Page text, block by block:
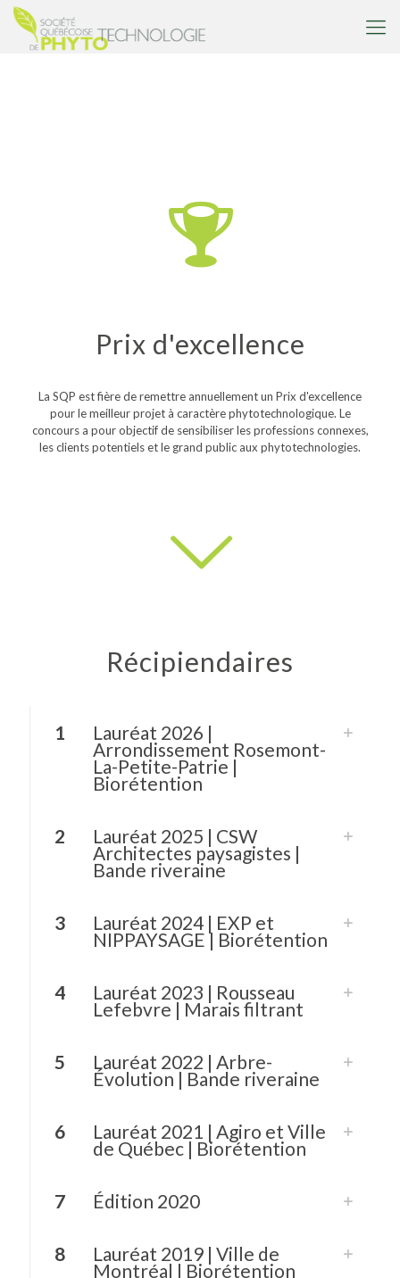
Prix d'excellence
La SQP est fière de remettre annuellement un Prix d'excellence
pour le meilleur projet à caractère phytotechnologique. Le
concours a pour objectif de sensibiliser les professions connexes,
les clients potentiels et le grand public aux phytotechnologies.
Récipiendaires
1 Lauréat 2026 |
Arrondissement Rosemont-
La-Petite-Patrie |
Biorétention
2 Lauréat 2025 | CSW
Architectes paysagistes |
Bande riveraine
3 Lauréat 2024 | EXP et
NIPPAYSAGE | Biorétention
4 Lauréat 2023 | Rousseau
Lefebvre | Marais filtrant
5 Lauréat 2022 | Arbre-
Évolution | Bande riveraine
6 Lauréat 2021 | Agiro et Ville
de Québec | Biorétention
7 Édition 2020
8 Lauréat 2019 | Ville de
Montréal | Biorétention